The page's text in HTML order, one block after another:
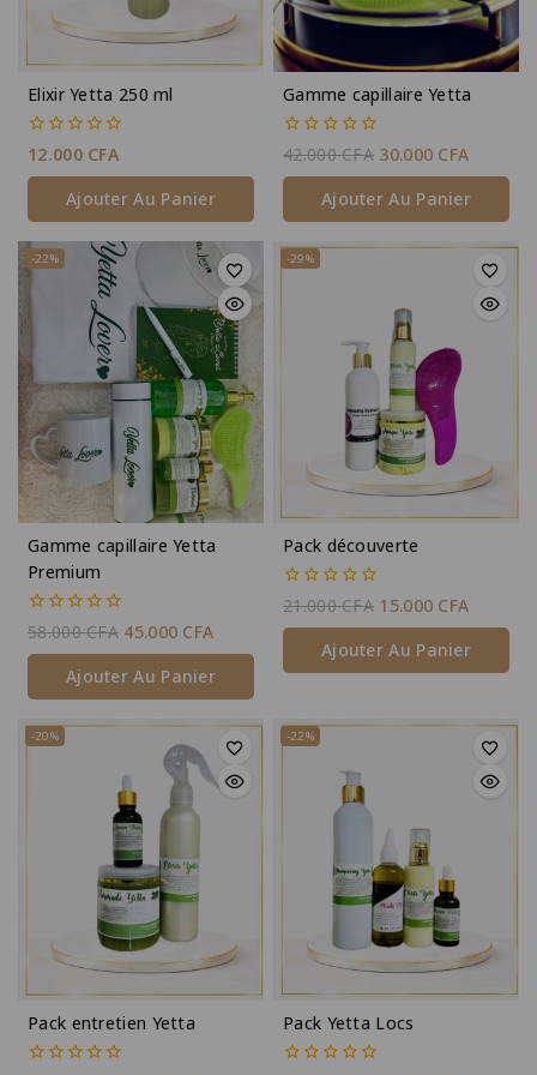
Elixir Yetta 250 ml
0
5
12.000 CFA
Ajouter Au Panier
Gamme capillaire Yetta
0
5
42.000CFA 30.000 CFA
Ajouter Au Panier
-22%
Gamme capillaire Yetta
Premium
0
5
58.000CFA 45.000 CFA
Ajouter Au Panier
-29%
Pack découverte
0
5
21.000CFA 15.000 CFA
Ajouter Au Panier
-20%
Pack entretien Yetta
-22%
Pack Yetta Locs